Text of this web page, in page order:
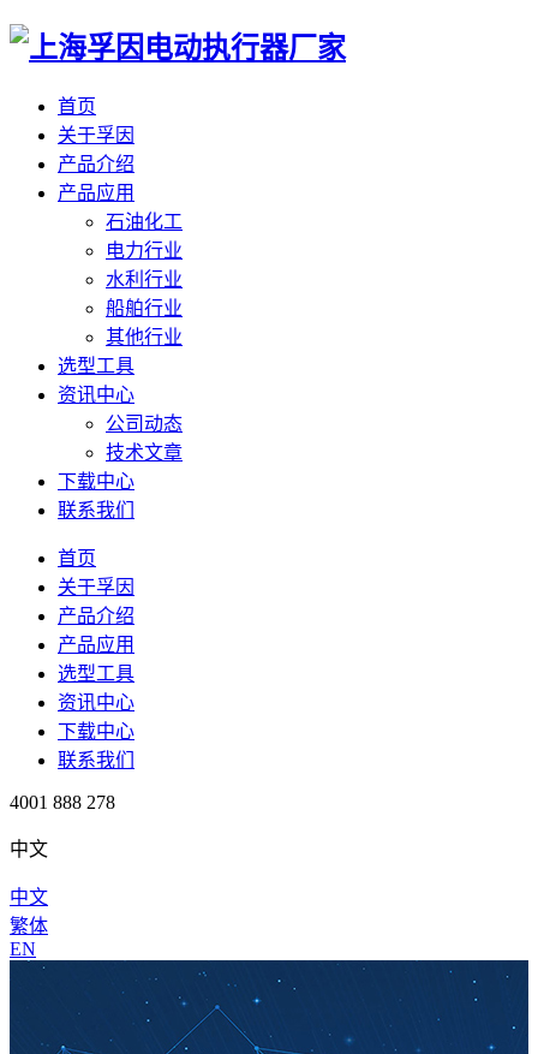
首页
关于孚因
产品介绍
产品应用
石油化工
电力行业
水利行业
船舶行业
其他行业
选型工具
资讯中心
公司动态
技术文章
下载中心
联系我们
首页
关于孚因
产品介绍
产品应用
选型工具
资讯中心
下载中心
联系我们
4001 888 278
中文
中文
繁体
EN